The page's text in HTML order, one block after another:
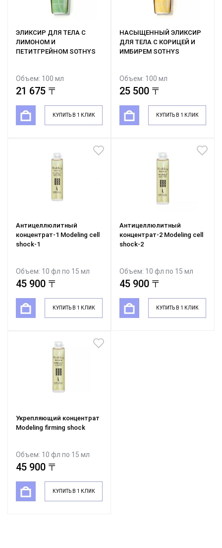
ЭЛИКСИР ДЛЯ ТЕЛА С
ЛИМОНОМ И
ПЕТИТГРЕЙНОМ SOTHYS
Объем: 100 мл
21 675 〒
25 500 〒
КУПИТЬ В 1 КЛИК
НАСЫЩЕННЫЙ ЭЛИКСИР
ДЛЯ ТЕЛА С КОРИЦЕЙ И
ИМБИРЕМ SOTHYS
Объем: 100 мл
25 500 〒
КУПИТЬ В 1 КЛИК
Антицеллюлитный
концентрат-1 Modeling cell
shock-1
Объем: 10 фл по 15 мл
45 900 〒
КУПИТЬ В 1 КЛИК
Антицеллюлитный
концентрат-2 Modeling cell
shock-2
Объем: 10 фл по 15 мл
45 900 〒
КУПИТЬ В 1 КЛИК
Укрепляющий концентрат
Modeling firming shock
Объем: 10 фл по 15 мл
45 900 〒
КУПИТЬ В 1 КЛИК